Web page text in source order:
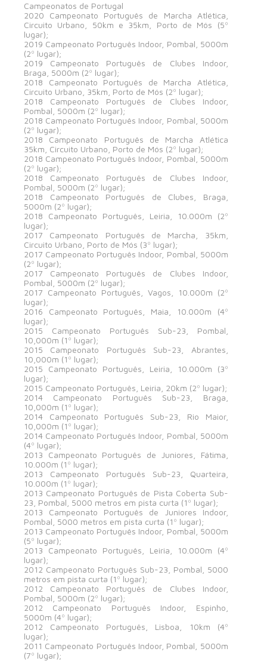
Campeonatos de Portugal
2020 Campeonato Português de Marcha Atlética,
Circuito Urbano, 50km e 35km, Porto de Mós (5º
lugar);
2019 Campeonato Português Indoor, Pombal, 5000m
(2º lugar);
2019 Campeonato Português de Clubes Indoor,
Braga, 5000m (2º lugar);
2018 Campeonato Português de Marcha Atlética,
Circuito Urbano, 35km, Porto de Mós (2º lugar);
2018 Campeonato Português de Clubes Indoor,
Pombal, 5000m (2º lugar);
2018 Campeonato Português Indoor, Pombal, 5000m
(2º lugar);
2018 Campeonato Português de Marcha Atlética
35km, Circuito Urbano, Porto de Mós (2º lugar);
2018 Campeonato Português Indoor, Pombal, 5000m
(2º lugar);
2018 Campeonato Português de Clubes Indoor,
Pombal, 5000m (2º lugar);
2018 Campeonato Português de Clubes, Braga,
5000m (2º lugar);
2018 Campeonato Português, Leiria, 10.000m (2º
lugar);
2017 Campeonato Português de Marcha, 35km,
Circuito Urbano, Porto de Mós (3º lugar);
2017 Campeonato Português Indoor, Pombal, 5000m
(2º lugar);
2017 Campeonato Português de Clubes Indoor,
Pombal, 5000m (2º lugar);
2017 Campeonato Português, Vagos, 10.000m (2º
lugar);
2016 Campeonato Português, Maia, 10.000m (4º
lugar);
2015 Campeonato Português Sub-23, Pombal,
10,000m (1º lugar);
2015 Campeonato Português Sub-23, Abrantes,
10,000m (1º lugar);
2015 Campeonato Português, Leiria, 10.000m (3º
lugar);
2015 Campeonato Português, Leiria, 20km (2º lugar);
2014 Campeonato Português Sub-23, Braga,
10,000m (1º lugar);
2014 Campeonato Português Sub-23, Rio Maior,
10,000m (1º lugar);
2014 Campeonato Português Indoor, Pombal, 5000m
(4º lugar);
2013 Campeonato Português de Juniores, Fátima,
10.000m (1º lugar);
2013 Campeonato Português Sub-23, Quarteira,
10.000m (1º lugar);
2013 Campeonato Português de Pista Coberta Sub-
23, Pombal, 5000 metros em pista curta (1º lugar);
2013 Campeonato Português de Juniores Indoor,
Pombal, 5000 metros em pista curta (1º lugar);
2013 Campeonato Português Indoor, Pombal, 5000m
(5º lugar);
2013 Campeonato Português, Leiria, 10.000m (4º
lugar);
2012 Campeonato Português Sub-23, Pombal, 5000
metros em pista curta (1º lugar);
2012 Campeonato Português de Clubes Indoor,
Pombal, 5000m (2º lugar);
2012 Campeonato Português Indoor, Espinho,
5000m (4º lugar);
2012 Campeonato Português, Lisboa, 10km (4º
lugar);
2011 Campeonato Português Indoor, Pombal, 5000m
(7º lugar);